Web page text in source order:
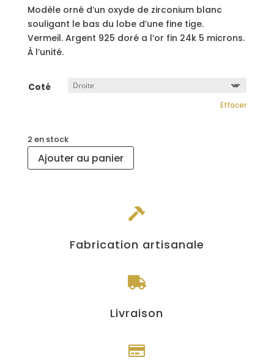
Modèle orné d’un oxyde de zirconium blanc
souligant le bas du lobe d’une fine tige.
Vermeil. Argent 925 doré a l’or fin 24k 5 microns.
À l’unité.
Coté
Effacer
2 en stock
Ajouter au panier

Fabrication artisanale

Livraison
